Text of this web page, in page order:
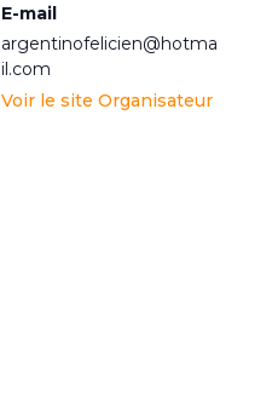
E-mail
argentinofelicien@hotma
il.com
Voir le site Organisateur